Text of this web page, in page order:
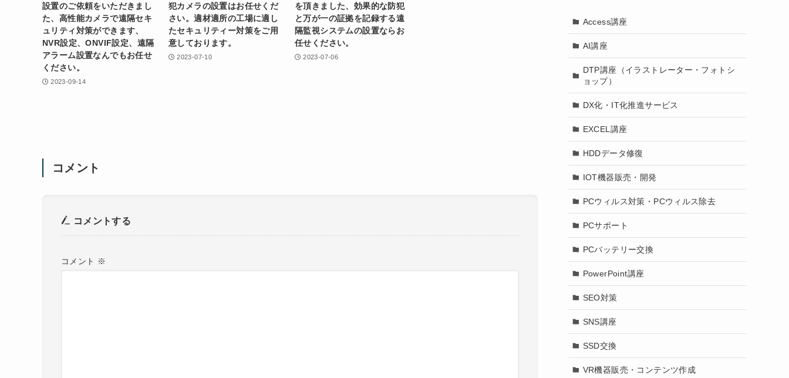
設置のご依頼をいただきまし
た、高性能カメラで遠隔セキ
ュリティ対策ができます、
NVR設定、ONVIF設定、遠隔
アラーム設置なんでもお任せ
ください。
2023-09-14
犯カメラの設置はお任せくだ
さい。適材適所の工場に適し
たセキュリティー対策をご用
意しております。
2023-07-10
を頂きました、効果的な防犯
と万が一の証拠を記録する遠
隔監視システムの設置ならお
任せください。
2023-07-06
コメント
コメントする
コメント ※
Access講座
AI講座
DTP講座（イラストレーター・フォトシ
ョップ）
DX化・IT化推進サービス
EXCEL講座
HDDデータ修復
IOT機器販売・開発
PCウィルス対策・PCウィルス除去
PCサポート
PCバッテリー交換
PowerPoint講座
SEO対策
SNS講座
SSD交換
VR機器販売・コンテンツ作成